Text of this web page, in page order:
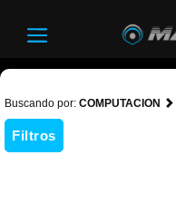
Buscando por: COMPUTACION
Filtros